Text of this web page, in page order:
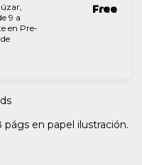
9 a
en Pre-
Free
págs en papel ilustración.